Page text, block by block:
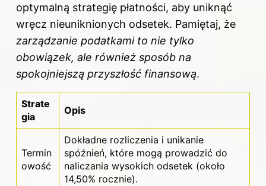
optymalną strategię płatności, aby uniknąć
wręcz nieuniknionych odsetek. Pamiętaj, że
zarządzanie podatkami to nie tylko
obowiązek, ale również sposób na
spokojniejszą przyszłość finansową.
Strate
gia
Opis
Termin
owość
Dokładne rozliczenia i unikanie
spóźnień, które mogą prowadzić do
naliczania wysokich odsetek (około
14,50% rocznie).